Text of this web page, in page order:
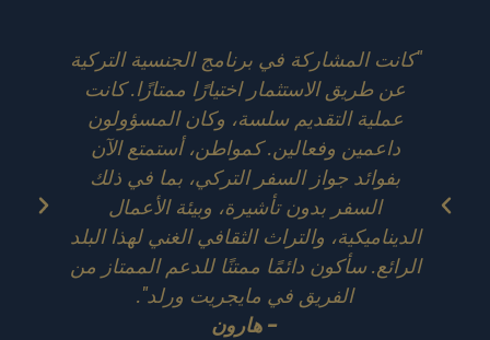
"كانت المشاركة في برنامج الجنسية التركية
عن طريق الاستثمار اختيارًا ممتازًا. كانت
عملية التقديم سلسة، وكان المسؤولون
داعمين وفعالين. كمواطن، أستمتع الآن
بفوائد جواز السفر التركي، بما في ذلك
السفر بدون تأشيرة، وبيئة الأعمال
الديناميكية، والتراث الثقافي الغني لهذا البلد
الرائع. سأكون دائمًا ممتنًا للدعم الممتاز من
الفريق في مايجريت ورلد".
- هارون